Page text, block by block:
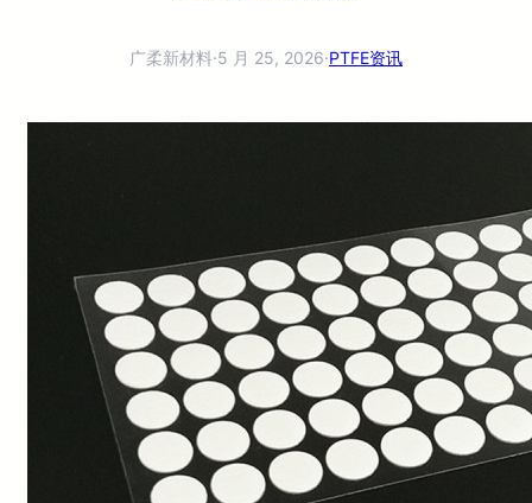
广柔新材料·5 月 25, 2026·PTFE资讯